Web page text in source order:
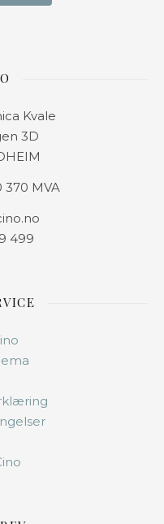
Kvale
3D
370 MVA
499